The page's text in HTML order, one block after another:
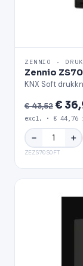
ZENNIO ·
Zennio
KNX Soft
€ 43,52€
excl. · € 44,76
− ＋
ZEZS70SOFT